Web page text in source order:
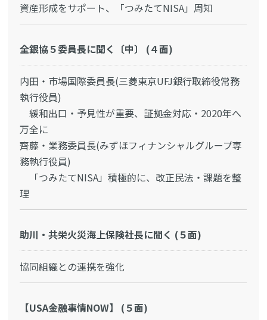
資産形成をサポート、「つみたてNISA」周知
全銀協５委員長に聞く〔中〕 (４面)
内田・市場国際委員長(三菱東京UFJ銀行取締役常務
執行役員)
緩和出口・予見性が重要、証拠金対応・2020年へ
万全に
齊藤・業務委員長(みずほフィナンシャルグループ専
務執行役員)
「つみたてNISA」積極的に、改正民法・課題を整
理
助川・共栄火災海上保険社長に聞く (５面)
協同組織との連携を強化
【USA金融事情NOW】 (５面)